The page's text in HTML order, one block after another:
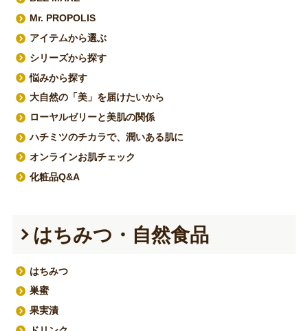
Mr. PROPOLIS
アイテムから選ぶ
シリーズから探す
悩みから探す
大自然の「美」を届けたいから
ローヤルゼリーと美肌の関係
ハチミツのチカラで、潤いある肌に
オンラインお肌チェック
化粧品Q&A
はちみつ・自然食品
はちみつ
巣蜜
果実漬